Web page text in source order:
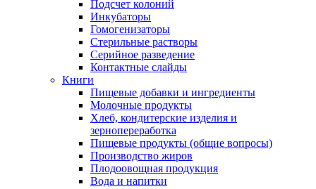
Подсчет колоний
Инкубаторы
Гомогенизаторы
Стерильные растворы
Серийное разведение
Контактные слайды
Книги
Пищевые добавки и ингредиенты
Молочные продукты
Хлеб, кондитерские изделия и
зернопереработка
Пищевые продукты (общие вопросы)
Производство жиров
Плодоовощная продукция
Вода и напитки